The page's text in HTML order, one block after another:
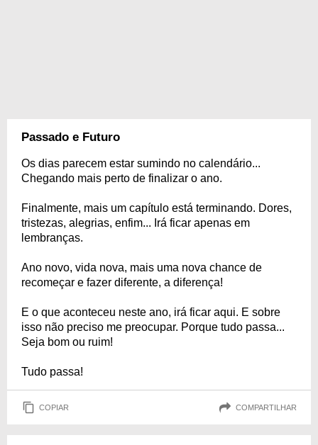
Passado e Futuro
Os dias parecem estar sumindo no calendário...
Chegando mais perto de finalizar o ano.
Finalmente, mais um capítulo está terminando. Dores,
tristezas, alegrias, enfim... Irá ficar apenas em
lembranças.
Ano novo, vida nova, mais uma nova chance de
recomeçar e fazer diferente, a diferença!
E o que aconteceu neste ano, irá ficar aqui. E sobre
isso não preciso me preocupar. Porque tudo passa...
Seja bom ou ruim!
Tudo passa!
COPIAR COMPARTILHAR